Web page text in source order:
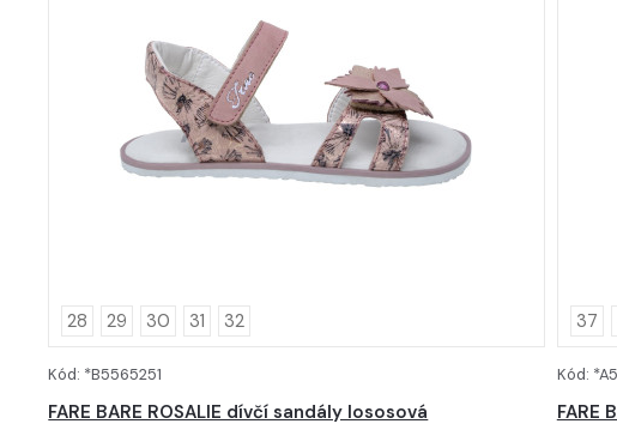
28 29 30 31 32
Kód: *B5565251
FARE BARE ROSALIE dívčí sandály lososová
37
Kód:
FARE